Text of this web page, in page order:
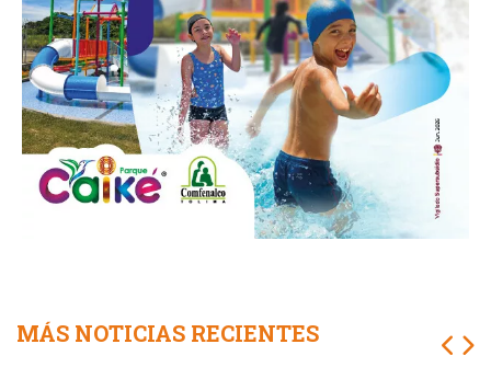
MÁS NOTICIAS RECIENTES